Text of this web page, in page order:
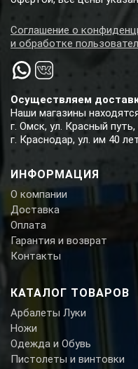
Осуществляем
Наши магазины
г. Омск, ул. Красный
г. Краснодар, ул. им 40
ИНФОРМАЦИЯ
О компании
Доставка
Оплата
Гарантия и возврат
Контакты
КАТАЛОГ ТОВАРОВ
Арбалеты Луки
Ножи
Одежда и Обувь
Пистолеты и винтовки
Соглашение о
и обработке